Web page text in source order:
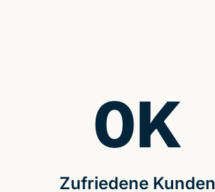
Zufriedene Kunden
0K